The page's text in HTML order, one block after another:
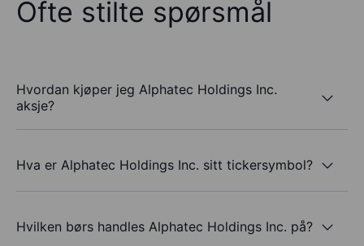
Ofte stilte spørsmål
Hvordan kjøper jeg Alphatec Holdings Inc.
aksje?
Hva er Alphatec Holdings Inc. sitt tickersymbol?
Hvilken børs handles Alphatec Holdings Inc. på?